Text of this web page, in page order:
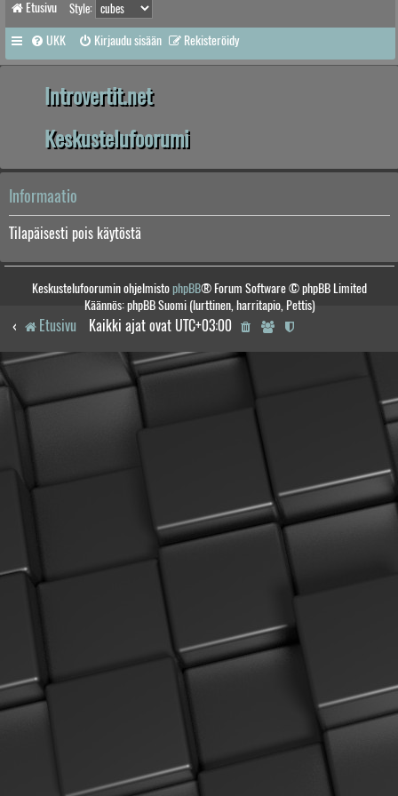
Etusivu Style:
UKK Kirjaudu sisään Rekisteröidy
Introvertit.net
Keskustelufoorumi
Informaatio
Tilapäisesti pois käytöstä
Keskustelufoorumin ohjelmistophpBB® Forum Software © phpBB Limited
Käännös: phpBB Suomi (lurttinen, harritapio, Pettis)
Etusivu Kaikki ajat ovat UTC+03:00